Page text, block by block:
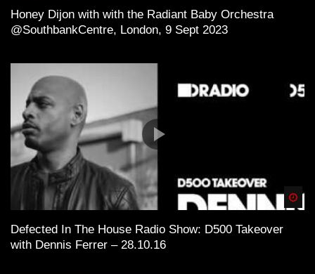
Honey Dijon with with the Radiant Baby Orchestra
@SouthbankCentre, London, 9 Sept 2023
Defected In The House Radio Show: D500 Takeover
with Dennis Ferrer – 28.10.16